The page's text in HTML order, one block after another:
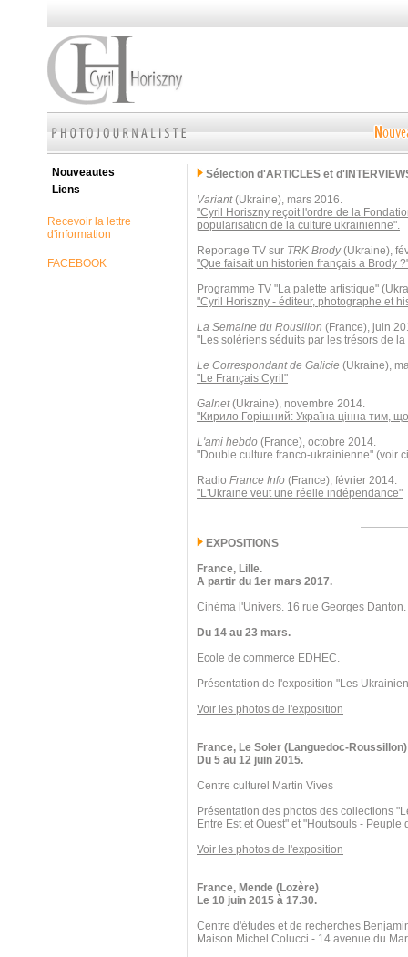
Nouveautes
Liens
Recevoir la lettre
d'information
FACEBOOK
Sélection d'ARTICLES et
Variant(Ukraine), mars 2016.
"Cyril Horiszny reçoit l'ordre de la
popularisation de la culture ukrainienne".
Reportage TV sur TRK Brody(Ukraine),
"Que faisait un historien français a Brody
Programme TV "La palette artistique"
"Cyril Horiszny - éditeur, photographe et
La Semaine du Rousillon (France), juin
"Les solériens séduits par les trésors de
Le Correspondant de Galicie (Ukraine),
"Le Français Cyril"
Galnet(Ukraine), novembre 2014.
"Кирило Горішний: Україна цінна тим,
L'ami hebdo (France), octobre 2014.
"Double culture franco-ukrainienne" (voir
Radio France Info (France), février 2014.
"L'Ukraine veut une réelle indépendance"
EXPOSITIONS
France, Lille.
A partir du 1er mars 2017.
Cinéma l'Univers. 16 rue Georges Danton.
Du 14 au 23 mars.
Ecole de commerce EDHEC.
Présentation de l'exposition "Les
Voir les photos de l'exposition
France, Le Soler (Languedoc-Roussillon)
Du 5 au 12 juin 2015.
Centre culturel Martin Vives
Présentation des photos des collections
Entre Est et Ouest" et "Houtsouls - Peuple
Voir les photos de l'exposition
France, Mende (Lozère)
Le 10 juin 2015 à 17.30.
Centre d'études et de recherches
Maison Michel Colucci - 14 avenue du